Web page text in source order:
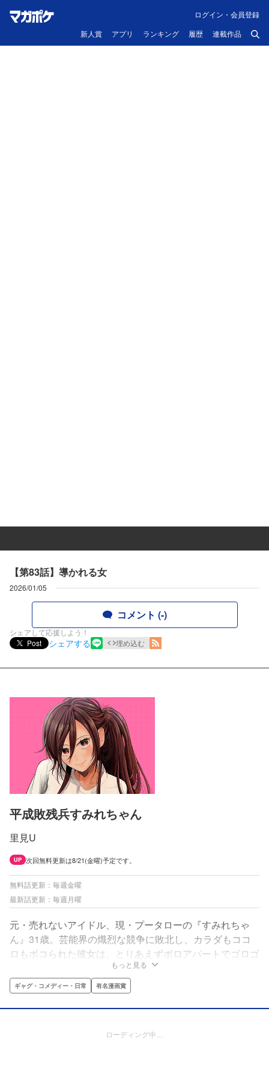
新人賞 アプリ ランキング 履歴 連載作品
ログイン・会員登録
【第83話】導かれる女
2026/01/05
コメント (-)
シェアして応援しよう！
Post
シェアする 埋め込む
平成敗残兵すみれちゃん
里見U
UP 次回無料更新は8/21(金曜)予定です。
無料話更新：毎週金曜
最新話更新：毎週月曜
元・売れないアイドル、現・プータローの『すみれちゃ
ん』31歳。芸能界の熾烈な競争に敗北し、カラダもココ
ロもボコられた彼女は、とりあえずボロアパートでゴロゴ
ロする日々を過ごしていた。そんな彼女に目をつけた従兄
弟の高校1年生『ゆうせい』が、とある儲け話を持ちかけ
る。「カラダはいいんだから同人グラビア写真集出そう
よ」。果たしてすみれちゃんは令和の世でリベンジをかま
もっと見る
ギャグ・コメディー・日常 有名漫画賞
ローディング中…